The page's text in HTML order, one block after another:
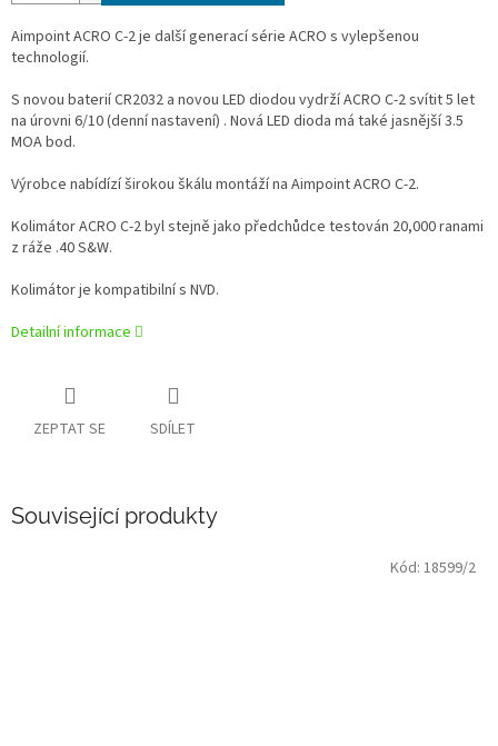
Aimpoint ACRO C-2 je další generací série ACRO s vylepšenou
technologií.
S novou baterií CR2032 a novou LED diodou vydrží ACRO C-2 svítit 5 let
na úrovni 6/10 (denní nastavení) . Nová LED dioda má také jasnější 3.5
MOA bod.
Výrobce nabídízí širokou škálu montáží na Aimpoint ACRO C-2.
Kolimátor ACRO C-2 byl stejně jako předchůdce testován 20,000 ranami
z ráže .40 S&W.
Kolimátor je kompatibilní s NVD.
Detailní informace
ZEPTAT SE SDÍLET
Související produkty
Kód: 18599/2